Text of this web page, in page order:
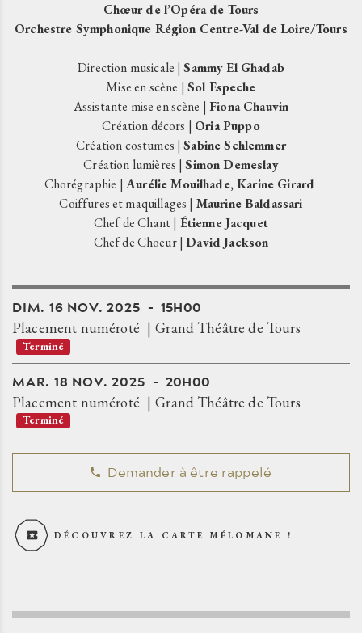
Chœur de l’Opéra de Tours
Orchestre Symphonique Région Centre-Val de Loire/Tours
Direction musicale |Sammy El Ghadab
Mise en scène | Sol Espeche
Assistante mise en scène |Fiona Chauvin
Création décors | Oria Puppo
Création costumes |Sabine Schlemmer
Création lumières |Simon Demeslay
Chorégraphie |Aurélie Mouilhade, Karine Girard
Coiffures et maquillages | Maurine Baldassari
Chef de Chant | Étienne Jacquet
Chef de Choeur |David Jackson
DIM. 16 NOV. 2025 15H00
Placement numéroté Grand Théâtre de Tours
Terminé
MAR. 18 NOV. 2025 20H00
Placement numéroté Grand Théâtre de Tours
Terminé
Demander à être rappelé
DÉCOUVREZ LA CARTE MÉLOMANE !